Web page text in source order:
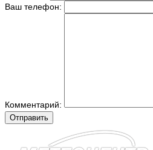
Ваш телефон:
Комментарий:
Отправить